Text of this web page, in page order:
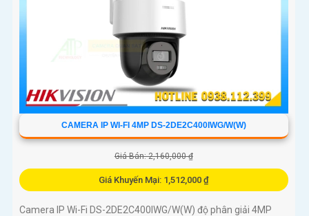
CAMERA IP WI-FI 4MP DS-2DE2C400IWG/W(W)
Giá Bán: 2,160,000 ₫
Giá Khuyến Mại: 1,512,000 ₫
Camera IP Wi-Fi DS-2DE2C400IWG/W(W) độ phân giải 4MP